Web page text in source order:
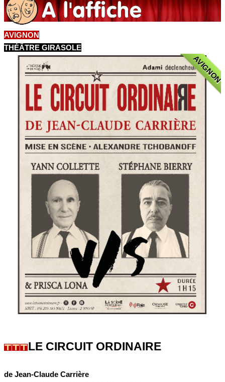
AVIGNON
THÉÂTRE GIRASOLE
AVIGNON
LE CIRCUIT ORDINAIRE
de Jean-Claude Carrière